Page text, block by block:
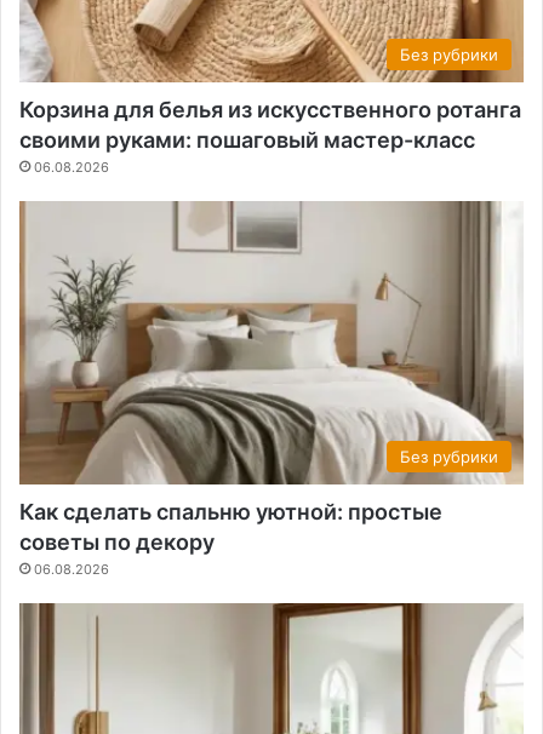
Без рубрики
Корзина для белья из искусственного ротанга
своими руками: пошаговый мастер-класс
06.08.2026
Без рубрики
Как сделать спальню уютной: простые
советы по декору
06.08.2026